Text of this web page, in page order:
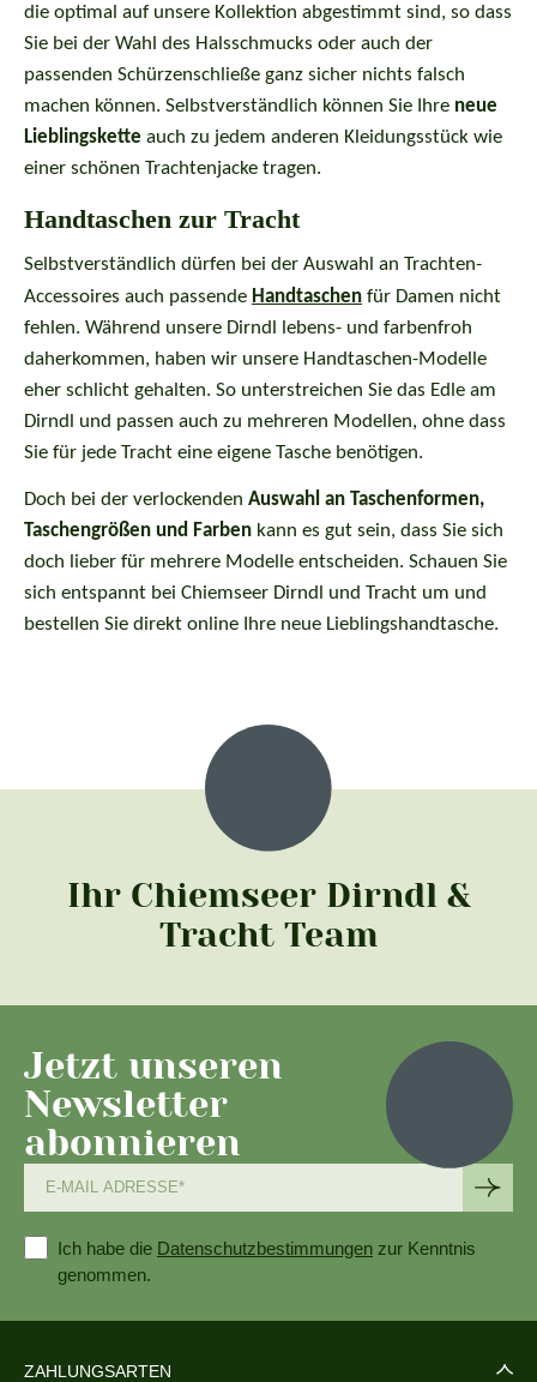
die optimal auf unsere Kollektion abgestimmt sind, so dass
Sie bei der Wahl des Halsschmucks oder auch der
passenden Schürzenschließe ganz sicher nichts falsch
machen können. Selbstverständlich können Sie Ihre neue
Lieblingskette auch zu jedem anderen Kleidungsstück wie
einer schönen Trachtenjacke tragen.
Handtaschen zur Tracht
Selbstverständlich dürfen bei der Auswahl an Trachten-
Accessoires auch passende Handtaschen für Damen nicht
fehlen. Während unsere Dirndl lebens- und farbenfroh
daherkommen, haben wir unsere Handtaschen-Modelle
eher schlicht gehalten. So unterstreichen Sie das Edle am
Dirndl und passen auch zu mehreren Modellen, ohne dass
Sie für jede Tracht eine eigene Tasche benötigen.
Doch bei der verlockenden Auswahl an Taschenformen,
Taschengrößen und Farben kann es gut sein, dass Sie sich
doch lieber für mehrere Modelle entscheiden. Schauen Sie
sich entspannt bei Chiemseer Dirndl und Tracht um und
bestellen Sie direkt online Ihre neue Lieblingshandtasche.
Ihr Chiemseer Dirndl &
Tracht Team
Jetzt unseren
Newsletter
abonnieren
Ich habe die Datenschutzbestimmungen zur Kenntnis
genommen.
ZAHLUNGSARTEN